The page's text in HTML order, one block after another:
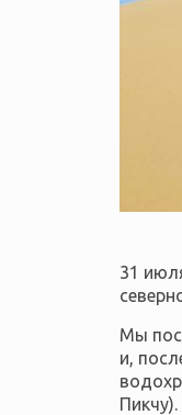
31
Мы
и,
Пикчу).